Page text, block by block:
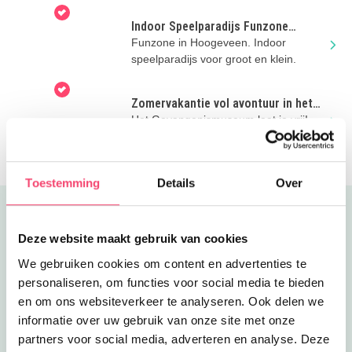
Toestemming Details Over
Deze website maakt gebruik van cookies
We gebruiken cookies om content en advertenties te
personaliseren, om functies voor social media te bieden
en om ons websiteverkeer te analyseren. Ook delen we
informatie over uw gebruik van onze site met onze
partners voor social media, adverteren en analyse. Deze
logeren op een unieke locatie? Dat kan! Vijf voormalig
bewaarderswoningen op het terrein van het
Gevangenismuseum zijn verbouwd tot sfeervolle, moderne
en zes personen. Elke vakantiewoning is anders. De oude
elementen in de woningen zijn zoveel mogelijk bewaard.
Zo vind je er een oude schoorsteenmantel, een granieten
Nieuwsgierig geworden? Klik op de roze button voor meer
informatie!
Indoor Speelparadijs Funzone
Hoogeveen
Funzone in Hoogeveen. Indoor
speelparadijs voor groot en klein.
Zomervakantie vol avontuur in het
Gevangenismuseum
Het Gevangenismuseum laat je vrij!
Voor het hele gezin is er van alles te
doen en te beleven in de zomer!